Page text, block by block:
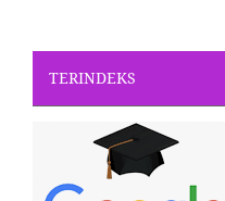
TERINDEKS